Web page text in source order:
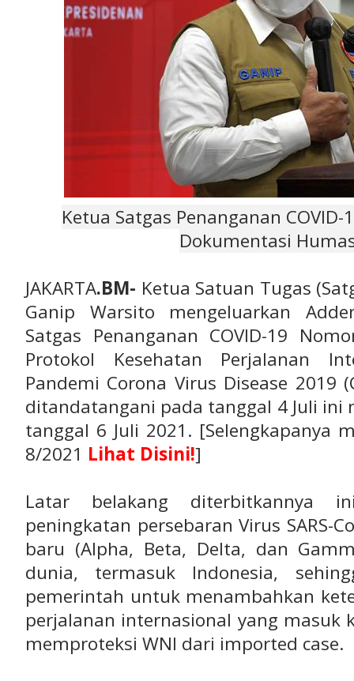
Ketua Satgas Penanganan
Dokumentasi
JAKARTA.BM- Ketua Satuan Tugas
Ganip Warsito mengeluarkan
Satgas Penanganan COVID-19
Protokol Kesehatan Perjalanan
Pandemi Corona Virus Disease 2019
ditandatangani pada tanggal 4 Juli
tanggal 6 Juli 2021. [Selengkapanya
8/2021 Lihat Disini!]
Latar belakang diterbitkannya
peningkatan persebaran Virus SARS-
baru (Alpha, Beta, Delta, dan
dunia, termasuk Indonesia,
pemerintah untuk menambahkan
perjalanan internasional yang masuk
memproteksi WNI dari imported case.